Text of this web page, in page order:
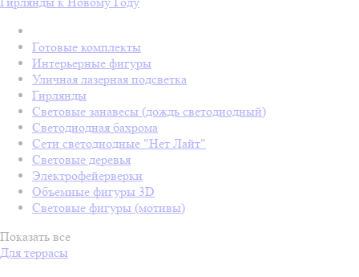
Готовые комплекты
Интерьерные фигуры
Уличная лазерная подсветка
Гирлянды
Световые занавесы (дождь светодиодный)
Светодиодная бахрома
Сети светодиодные "Нет Лайт"
Световые деревья
Электрофейерверки
Объемные фигуры 3D
Световые фигуры (мотивы)
Показать все
Для террасы